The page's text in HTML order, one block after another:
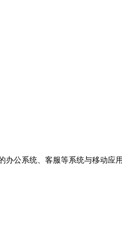
公系统、客服等系统与移动应